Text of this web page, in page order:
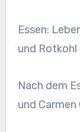
Essen:
und Rotkohl
Nach dem
und